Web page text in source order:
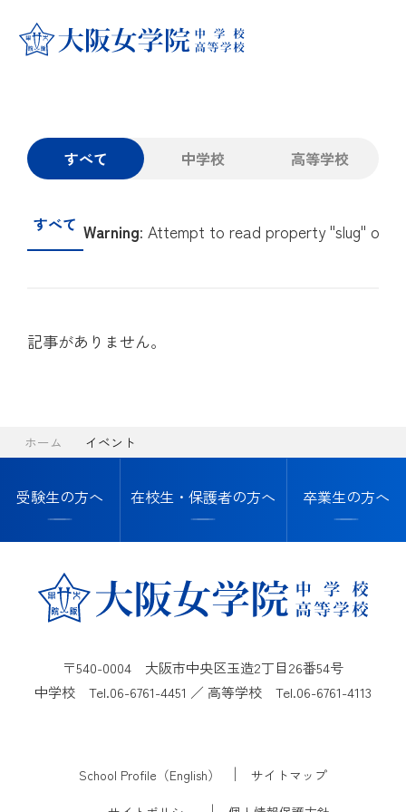
学校紹介
教育方針
大阪女学院のあゆみ
制服紹介
クラブ活動
大阪女学院の学び
キリスト教 教育
中学校
高等学校
カリキュラム
進路指導・進学実績
協定校・指定校推薦
入試案内
高等学校入試情報・
帰国生徒募集要項
卒業生の方へ
在校生・保護者の方へ
お知らせ
トピックス
イベント
サイトマップ
すべて 中学校 高等学校
すべて Warning: Attempt to read property "slug" on
記事がありません。
ホーム イベント
受験生の方へ 在校生・保護者の方へ 卒業生の方へ
〒540-0004 大阪市中央区玉造2丁目26番54号
中学校 Tel.06-6761-4451 ／ 高等学校 Tel.06-6761-4113
School Profile（English） サイトマップ